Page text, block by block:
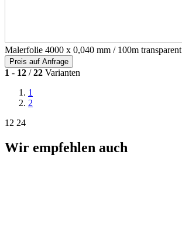
Malerfolie 4000 x 0,040 mm / 100m transparent
Preis auf Anfrage
1 - 12 /22 Varianten
1
2
12 24
Wir empfehlen auch